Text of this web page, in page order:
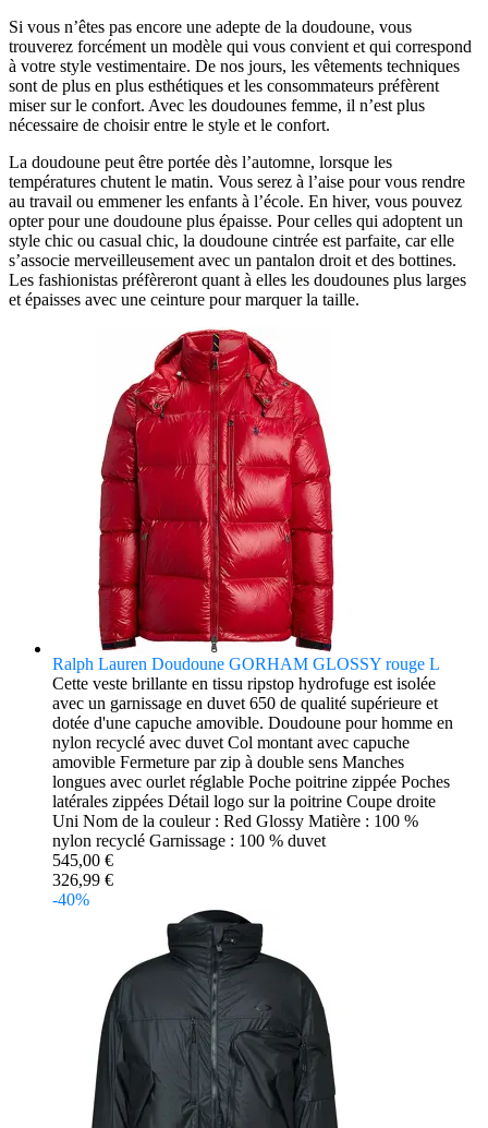
Si vous n’êtes pas encore une adepte de la doudoune, vous
trouverez forcément un modèle qui vous convient et qui correspond
à votre style vestimentaire. De nos jours, les vêtements techniques
sont de plus en plus esthétiques et les consommateurs préfèrent
miser sur le confort. Avec les doudounes femme, il n’est plus
nécessaire de choisir entre le style et le confort.
La doudoune peut être portée dès l’automne, lorsque les
températures chutent le matin. Vous serez à l’aise pour vous rendre
au travail ou emmener les enfants à l’école. En hiver, vous pouvez
opter pour une doudoune plus épaisse. Pour celles qui adoptent un
style chic ou casual chic, la doudoune cintrée est parfaite, car elle
s’associe merveilleusement avec un pantalon droit et des bottines.
Les fashionistas préfèreront quant à elles les doudounes plus larges
et épaisses avec une ceinture pour marquer la taille.
Ralph Lauren Doudoune GORHAM GLOSSY rouge L
Cette veste brillante en tissu ripstop hydrofuge est isolée
avec un garnissage en duvet 650 de qualité supérieure et
dotée d'une capuche amovible. Doudoune pour homme en
nylon recyclé avec duvet Col montant avec capuche
amovible Fermeture par zip à double sens Manches
longues avec ourlet réglable Poche poitrine zippée Poches
latérales zippées Détail logo sur la poitrine Coupe droite
Uni Nom de la couleur : Red Glossy Matière : 100 %
nylon recyclé Garnissage : 100 % duvet
545,00 €
326,99 €
-40%